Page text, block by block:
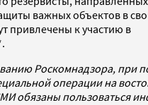
важных объектов в
привлечены к участию в
Роскомнадзора, при
операции на
обязаны пользоваться